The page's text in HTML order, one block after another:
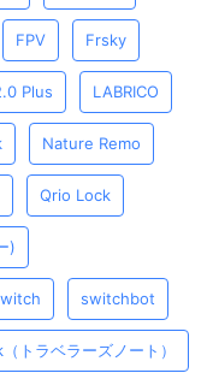
FPV Frsky
Plus LABRICO
Nature Remo
Qrio Lock
)
switchbot
トラベラーズノート）